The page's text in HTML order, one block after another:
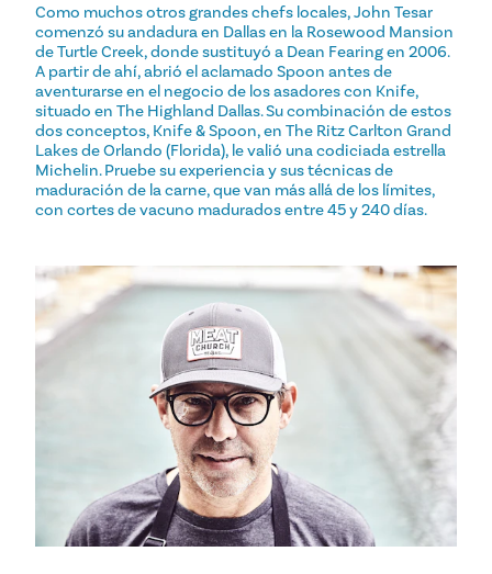
Como muchos otros grandes chefs locales, John Tesar
comenzó su andadura en Dallas en la Rosewood Mansion
de Turtle Creek, donde sustituyó a Dean Fearing en 2006.
A partir de ahí, abrió el aclamado Spoon antes de
aventurarse en el negocio de los asadores con Knife,
situado en The Highland Dallas. Su combinación de estos
dos conceptos, Knife & Spoon, en The Ritz Carlton Grand
Lakes de Orlando (Florida), le valió una codiciada estrella
Michelin. Pruebe su experiencia y sus técnicas de
maduración de la carne, que van más allá de los límites,
con cortes de vacuno madurados entre 45 y 240 días.